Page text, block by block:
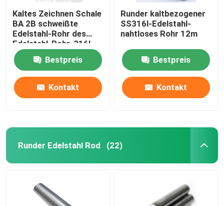
Kaltes Zeichnen Schale
BA 2B schweißte
Edelstahl-Rohr des
Edelstahl-Rohr-316l
Bestpreis
Kontakt
Runder kaltbezogener
SS316l-Edelstahl-
nahtloses Rohr 12m
Bestpreis
Kontakt
Runder Edelstahl Rod (22)